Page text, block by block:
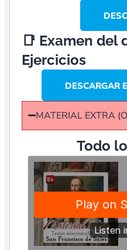
📑 Examen del
Ejercicios
DESCARGAR
MATERIAL EXTRA
Todo